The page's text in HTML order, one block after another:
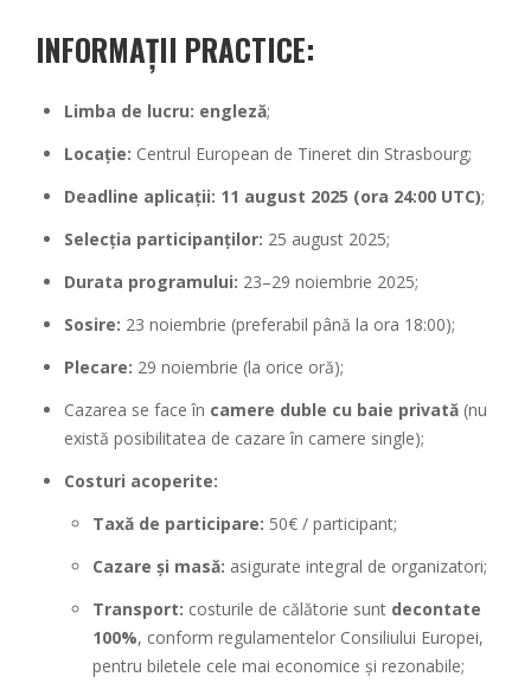
INFORMAȚII PRACTICE:
Limba de lucru: engleză;
Locație: Centrul European de Tineret din Strasbourg;
Deadline aplicații: 11 august 2025 (ora 24:00 UTC);
Selecția participanților: 25 august 2025;
Durata programului: 23–29 noiembrie 2025;
Sosire: 23 noiembrie (preferabil până la ora 18:00);
Plecare: 29 noiembrie (la orice oră);
Cazarea se face în camere duble cu baie privată (nu
există posibilitatea de cazare în camere single);
Costuri acoperite:
Taxă de participare: 50€ / participant;
Cazare și masă: asigurate integral de organizatori;
Transport: costurile de călătorie sunt decontate
100%, conform regulamentelor Consiliului Europei,
pentru biletele cele mai economice și rezonabile;